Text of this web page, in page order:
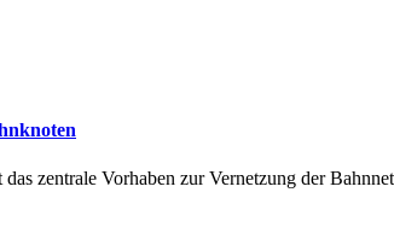
zentrale Vorhaben zur Vernetzung der